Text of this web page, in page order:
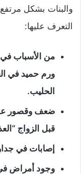
والبنات بشكل
التعرف عليها:
من الأسباب في
ورم حميد في
الحليب.
ضعف وقصور عمل
قبل الزواج
إصابات في
وجود أمراض في